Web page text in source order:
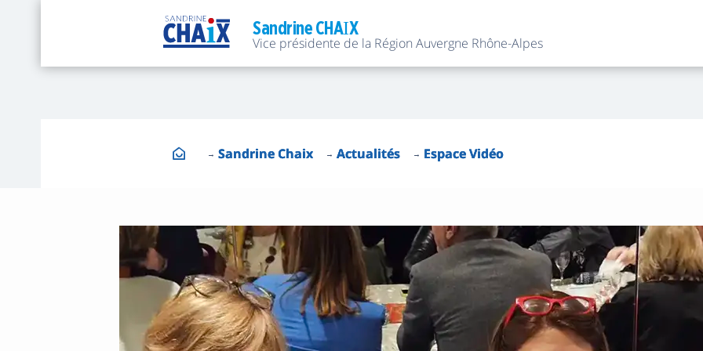
Sandrine CHAIX
Vice présidente de la Région Auvergne Rhône-Alpes
Sandrine Chaix Actualités Espace Vidéo